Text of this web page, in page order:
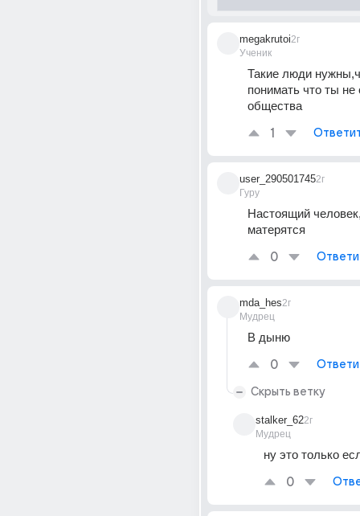
megakrutoi
Ученик
2г
Такие люди
понимать что ты
общества
1
user_290501745
Гуру
2г
Настоящий
матерятся
0
mda_hes
Мудрец
2г
В дыню
0
Скрыть ветку
stalker_62
Мудрец
2г
ну это только
0